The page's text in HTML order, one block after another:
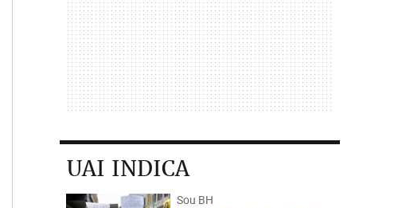
UAI INDICA
Sou BH